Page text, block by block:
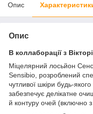
Опис
Опис
В коллаборації з
Міцелярний лосьйон
Sensibio, розроблений
чутливої шкіри будь-
забезпечує делікатне
й контуру очей (включно